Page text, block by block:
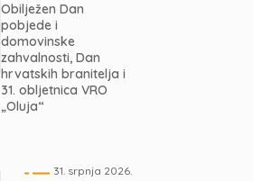
Obilježen Dan
pobjede i
domovinske
zahvalnosti, Dan
hrvatskih branitelja i
31. obljetnica VRO
„Oluja“
31. srpnja 2026.